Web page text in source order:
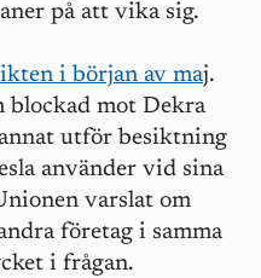
på att vika sig.
i början av maj.
blockad mot Dekra
utför besiktning
använder vid sina
varslat om
företag i samma
i frågan.